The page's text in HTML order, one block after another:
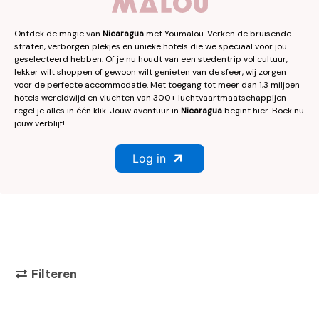
Ontdek de magie van Nicaraguamet Youmalou. Verken de bruisende
straten, verborgen plekjes en unieke hotels die we speciaal voor jou
geselecteerd hebben. Of je nu houdt van een stedentrip vol cultuur,
lekker wilt shoppen of gewoon wilt genieten van de sfeer, wij zorgen
voor de perfecte accommodatie. Met toegang tot meer dan 1,3 miljoen
hotels wereldwijd en vluchten van 300+ luchtvaartmaatschappijen
regel je alles in één klik. Jouw avontuur in Nicaraguabegint hier. Boek nu
jouw verblijf!.
Log in
Filteren